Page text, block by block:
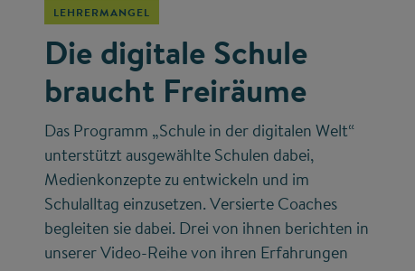
LEHRERMANGEL
Die digitale Schule
braucht Freiräume
Das Programm „Schule in der digitalen Welt“
unterstützt ausgewählte Schulen dabei,
Medienkonzepte zu entwickeln und im
Schulalltag einzusetzen. Versierte Coaches
begleiten sie dabei. Drei von ihnen berichten in
unserer Video-Reihe von ihren Erfahrungen